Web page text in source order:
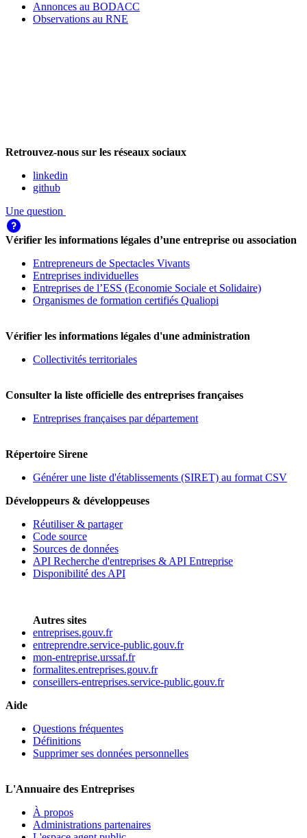
Annonces au BODACC
Observations au RNE
Retrouvez-nous sur les réseaux sociaux
linkedin
github
Une question
Vérifier les informations légales d’une entreprise ou association
Entrepreneurs de Spectacles Vivants
Entreprises individuelles
Entreprises de l’ESS (Economie Sociale et Solidaire)
Organismes de formation certifiés Qualiopi
Vérifier les informations légales d'une administration
Collectivités territoriales
Consulter la liste officielle des entreprises françaises
Entreprises françaises par département
Répertoire Sirene
Générer une liste d'établissements (SIRET) au format CSV
Développeurs & développeuses
Réutiliser & partager
Code source
Sources de données
API Recherche d'entreprises & API Entreprise
Disponibilité des API
Autres sites
entreprises.gouv.fr
entreprendre.service-public.gouv.fr
mon-entreprise.urssaf.fr
formalites.entreprises.gouv.fr
conseillers-entreprises.service-public.gouv.fr
Aide
Questions fréquentes
Définitions
Supprimer ses données personnelles
L'Annuaire des Entreprises
À propos
Administrations partenaires